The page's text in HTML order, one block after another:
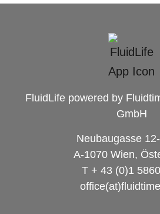
FluidLife powered by
GmbH
Neubaugasse
A-1070 Wien,
T + 43 (0)1